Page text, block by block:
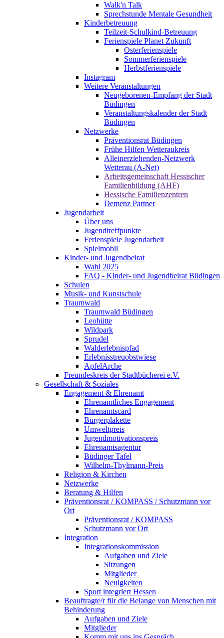
Walk'n Talk
Sprechstunde Mentale Gesundheit
Kinderbetreuung
Teilzeit-Schulkind-Betreuung
Ferienspiele Planet Zukunft
Osterferienspiele
Sommerferienspiele
Herbstferienspiele
Instagram
Weitere Veranstaltungen
Neugeborenen-Empfang der Stadt
Büdingen
Veranstaltungskalender der Stadt
Büdingen
Netzwerke
Präventionsrat Büdingen
Frühe Hilfen Wetteraukreis
Alleinerziehenden-Netzwerk
Wetterau (A-Net)
Arbeitsgemeinschaft Hessischer
Familienbildung (AHF)
Hessische Familienzentren
Demenz Partner
Jugendarbeit
Über uns
Jugendtreffpunkte
Ferienspiele Jugendarbeit
Spielmobil
Kinder- und Jugendbeirat
Wahl 2025
FAQ - Kinder- und Jugendbeirat Büdingen
Schulen
Musik- und Kunstschule
Traumwald
Traumwald Büdingen
Leohütte
Wildpark
Sprudel
Walderlebnispfad
Erlebnisstreuobstwiese
ApfelArche
Freundeskreis der Stadtbücherei e.V.
Gesellschaft & Soziales
Engagement & Ehrenamt
Ehrenamtliches Engagement
Ehrenamtscard
Bürgerplakette
Umweltpreis
Jugendmotivationspreis
Ehrenamtsagentur
Büdinger Tafel
Wilhelm-Thylmann-Preis
Religion & Kirchen
Netzwerke
Beratung & Hilfen
Präventionsrat / KOMPASS / Schutzmann vor
Ort
Präventionsrat / KOMPASS
Schutzmann vor Ort
Integration
Integrationskommission
Aufgaben und Ziele
Sitzungen
Mitglieder
Neuigkeiten
Sport integriert Hessen
Beauftragte/r für die Belange von Menschen mit
Behinderung
Aufgaben und Ziele
Mitglieder